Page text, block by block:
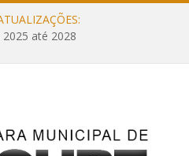
até 2028